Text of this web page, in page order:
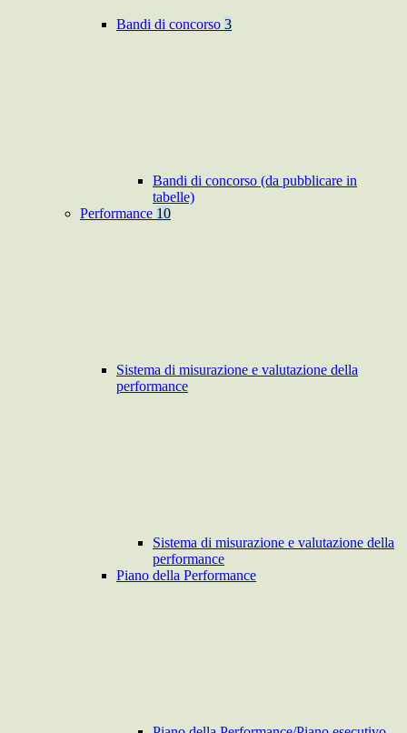
Bandi di concorso 3
Bandi di concorso (da pubblicare in
tabelle)
Performance 10
Sistema di misurazione e valutazione della
performance
Sistema di misurazione e valutazione della
performance
Piano della Performance